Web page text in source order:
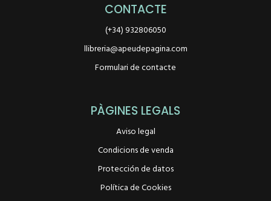
CONTACTE
(+34) 932806050
llibreria@apeudepagina.com
Formulari de contacte
PÀGINES LEGALS
Aviso legal
Condicions de venda
Protección de datos
Política de Cookies